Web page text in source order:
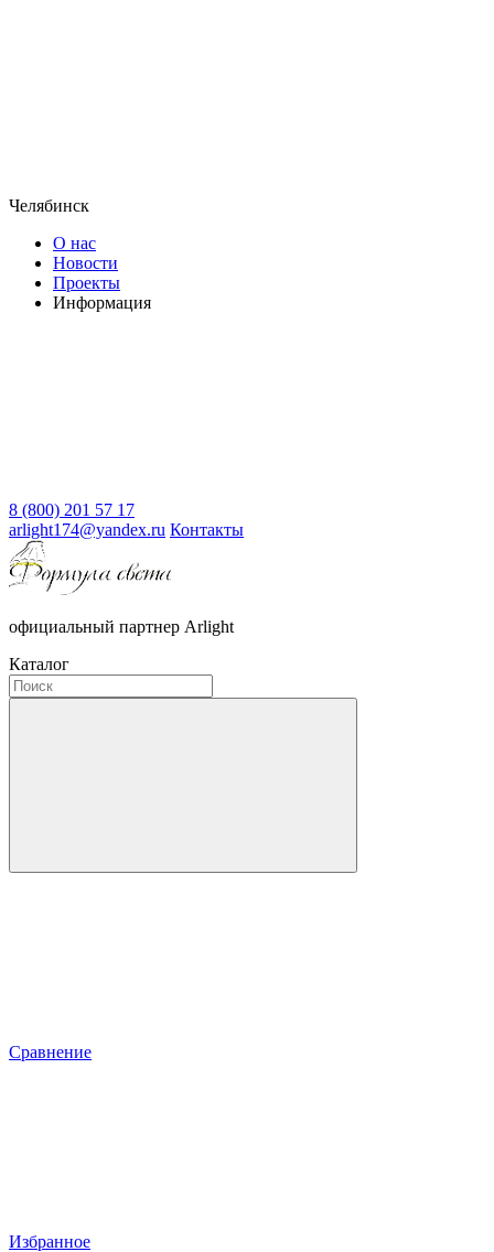
Челябинск
О нас
Новости
Проекты
Информация
8 (800) 201 57 17
arlight174@yandex.ru Контакты
официальный партнер Arlight
Каталог
Сравнение
Избранное